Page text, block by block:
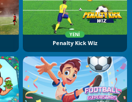
YENI
Penalty Kick Wiz